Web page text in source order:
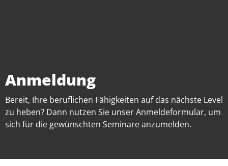
Anmeldung
Bereit, Ihre beruflichen Fähigkeiten auf das nächste Level
zu heben? Dann nutzen Sie unser Anmeldeformular, um
sich für die gewünschten Seminare anzumelden.